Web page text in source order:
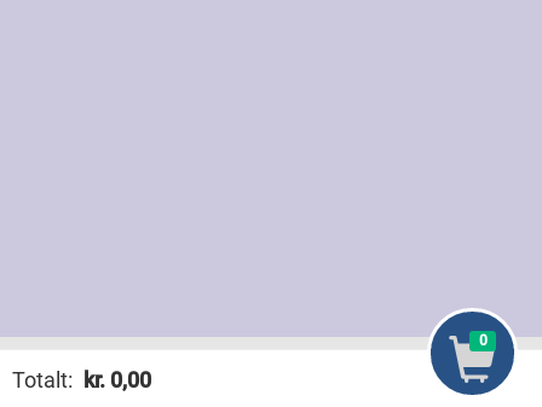
Totalt: kr. 0,00
0
Mat Sammenligne